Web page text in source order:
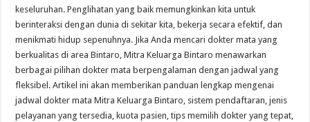
keseluruhan. Penglihatan yang baik memungkinkan kita untuk
berinteraksi dengan dunia di sekitar kita, bekerja secara efektif, dan
menikmati hidup sepenuhnya. Jika Anda mencari dokter mata yang
berkualitas di area Bintaro, Mitra Keluarga Bintaro menawarkan
berbagai pilihan dokter mata berpengalaman dengan jadwal yang
fleksibel. Artikel ini akan memberikan panduan lengkap mengenai
jadwal dokter mata Mitra Keluarga Bintaro, sistem pendaftaran, jenis
pelayanan yang tersedia, kuota pasien, tips memilih dokter yang tepat,